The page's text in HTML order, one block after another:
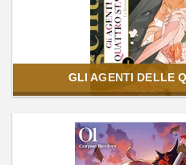
GLI AGENTI DELLE